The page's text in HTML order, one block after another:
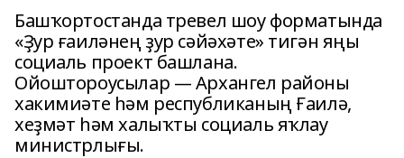
Башҡортостанда тревел шоу форматында
«Ҙур ғаиләнең ҙур сәйәхәте» тигән яңы
социаль проект башлана.
Ойоштороусылар — Архангел районы
хакимиәте һәм республиканың Ғаилә,
хеҙмәт һәм халыҡты социаль яҡлау
министрлығы.